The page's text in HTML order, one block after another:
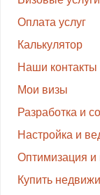
Оплата услуг
Калькулятор
Наши контакты
Мои визы
Разработка и
Настройка и
Оптимизация и
Купить